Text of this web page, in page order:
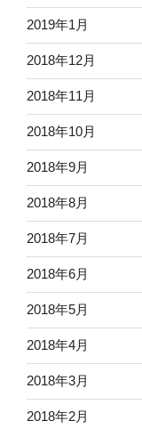
2019年1月
2018年12月
2018年11月
2018年10月
2018年9月
2018年8月
2018年7月
2018年6月
2018年5月
2018年4月
2018年3月
2018年2月